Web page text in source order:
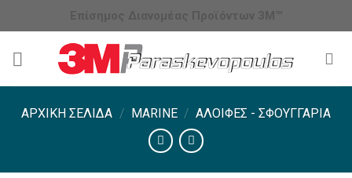
στο
περιεχόμενο
ΑΡΧΙΚΉ ΣΕΛΊΔΑ / MARINE / ΑΛΟΙΦΈΣ - ΣΦΟΥΓΓΆΡΙΑ